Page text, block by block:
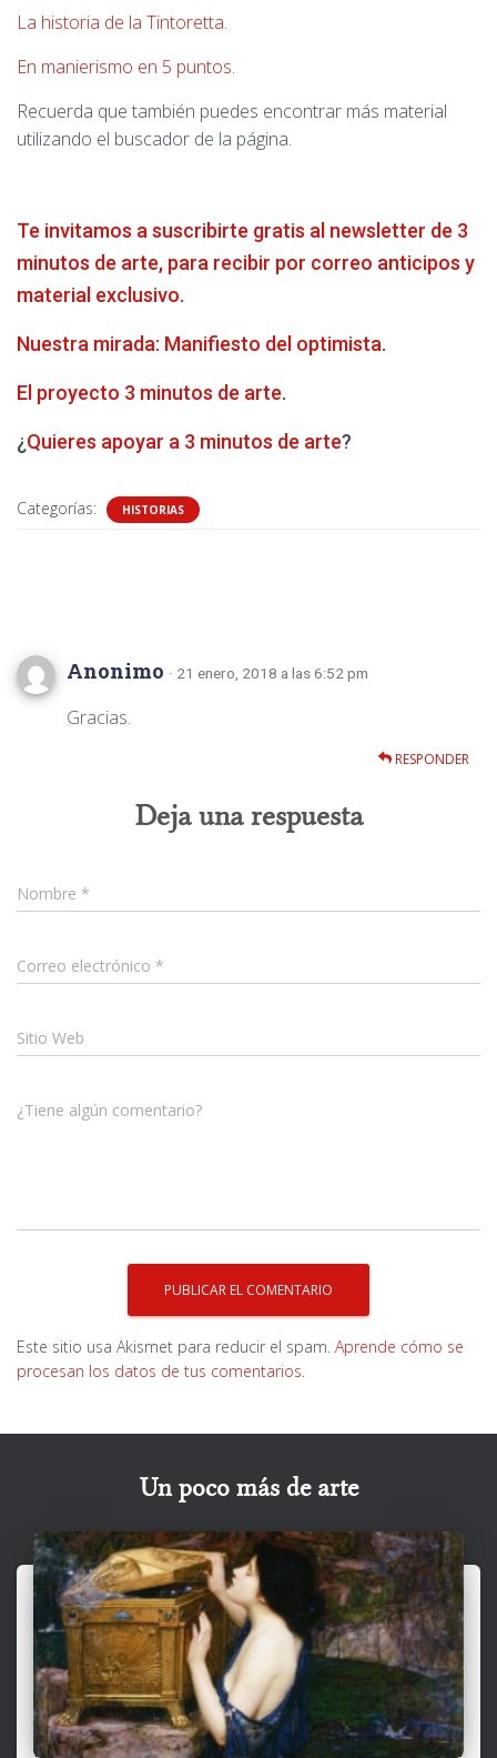
La historia de la Tintoretta.
En manierismo en 5 puntos.
Recuerda que también puedes encontrar más material
utilizando el buscador de la página.
Te invitamos a suscribirte gratis al newsletter de 3
minutos de arte, para recibir por correo anticipos y
material exclusivo.
Nuestra mirada: Manifiesto del optimista.
El proyecto 3 minutos de arte.
¿Quieres apoyar a 3 minutos de arte?
Categorías: HISTORIAS
Anonimo · 21 enero, 2018 a las 6:52 pm
Gracias.
RESPONDER
Deja una respuesta
Nombre *
Correo electrónico *
Sitio Web
¿Tiene algún comentario?
Este sitio usa Akismet para reducir el spam. Aprende cómo se
procesan los datos de tus comentarios.
Un poco más de arte